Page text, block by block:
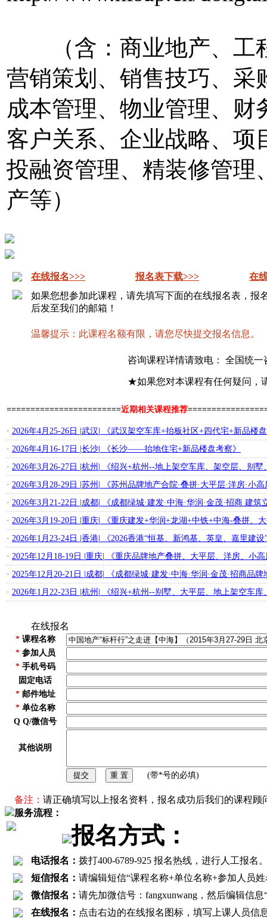
（含：商业地产、工
营销策划、销售技巧、采
成本管理、物业管理、
客户关系、企业战略、项
投融资管理、精装修管理
产等）
在线报名>>> 报名表下载>>>
在
如果您想参加此课程，请先填写下面的在线报名表，报
后发至我们的邮箱！
温馨提示：此课程名额有限，请您尽快提交报名信息。
咨询课程详情请致电： 全国统
★如果您对本课程有任何疑问，
========================近期相关课程推荐
· 2026年4月25-26日 |武汉| 《武汉架空车库+抬板社区+四代宅+新品楼
· 2026年4月16-17日 |长沙| 《长沙——抬地住宅+新品楼盘考察》
· 2026年3月26-27日 |杭州| 《绍兴+杭州--地上架空车库、架空层、别
· 2026年3月28-29日 |苏州| 《苏州品牌地产合院·叠拼·大平层·洋房·小
· 2026年3月21-22日 |成都| 《成都绿城·建发·中海·华润·金茂·招商 建
· 2026年3月19-20日 |重庆| 《重庆建发+华润+龙湖+中铁+中海-叠拼、
· 2026年1月23-24日 |香港| 《2026香港“恒基、新鸿基、英皇、嘉里建
· 2025年12月18-19日 |重庆| 《重庆品牌地产叠拼、大平层、洋房、小
· 2025年12月20-21日 |成都| 《成都绿城·建发·中海·华润·金茂·招商品
· 2026年1月22-23日 |杭州| 《绍兴+杭州--别墅、大平层、地上架空车
在线报名
*课程名称
*参加人员
*手机号码
固定电话
*邮件地址
*单位名称
Q Q/微信号
其他说明
(带*号的必填)
备注： 请正确填写以上报名资料，报名成功后我们的课程
服务流程：
报名方式：
电话报名： 拨打400-6789-925 报名热线，进行人工报
短信报名： 请编辑短信“课程名称+单位名称+参加人员
微信报名： 请先加微信号：fangxunwang，然后编辑信
在线报名： 点击右边的在线报名图标，填写上课人员信